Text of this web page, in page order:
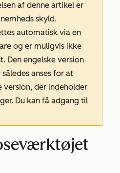
af denne artikel er
skyld.
automatisk via en
og er muligvis ikke
Den engelske version
anses for at
der indeholder
Du kan få adgang til